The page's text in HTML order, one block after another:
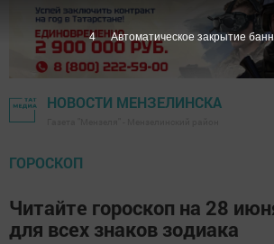
НОВОСТИ МЕНЗЕЛИНСКА
ГОРОСКОП
Читайте гороскоп на 28
для всех знаков зодиака
3 Автоматическое закрытие